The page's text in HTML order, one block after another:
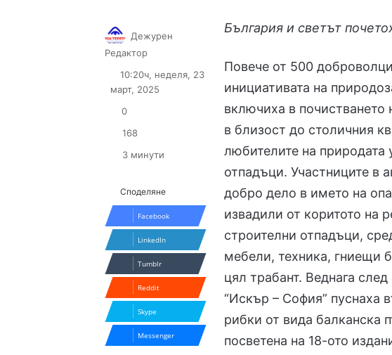
България и светът
Повече от 500
инициативата на
включиха в
в близост до столичния
любителите на природата
отпадъци. Участниците в
добро дело в името на
извадили от коритото на
строителни отпадъци,
мебели, техника, гниещи
цял трабант. Веднага
“Искър – София” пуснаха
рибки от вида балканска
посветена на 18-ото
Дежурен
Редактор
X email
10:20ч, неделя, 23
март, 2025
0
168
3 минути
Споделяне
Facebook
LinkedIn
Tumblr
Reddit
Skype
Messenger